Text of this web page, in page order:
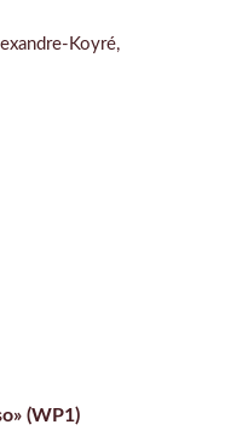
Koyré,
(WP1)